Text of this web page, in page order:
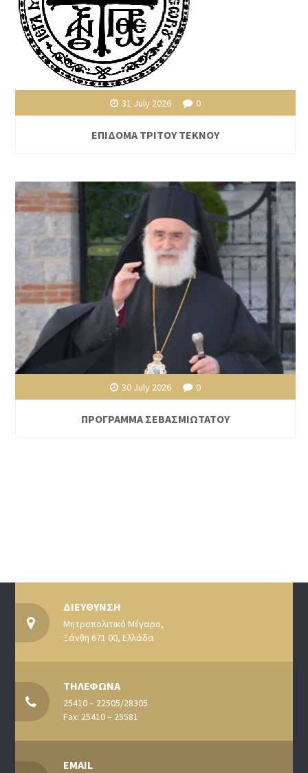
31 July 2026 0
ΕΠΙΔΟΜΑ ΤΡΙΤΟΥ ΤΕΚΝΟΥ
30 July 2026 0
ΠΡΟΓΡΑΜΜΑ ΣΕΒΑΣΜΙΩΤΑΤΟΥ
ΔΙΕΥΘΥΝΣΗ
Μητροπολιτικό Μέγαρο,
Ξάνθη 671 00, Ελλάδα
ΤΗΛΕΦΩΝΑ
25410 – 22505/28305
Fax: 25410 – 25581
EMAIL